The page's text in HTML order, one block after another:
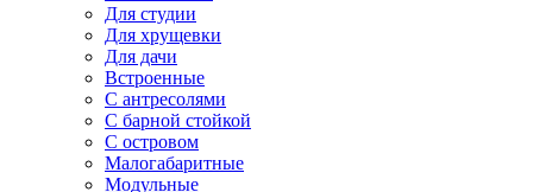
Для студии
Для хрущевки
Для дачи
Встроенные
С антресолями
С барной стойкой
С островом
Малогабаритные
Модульные